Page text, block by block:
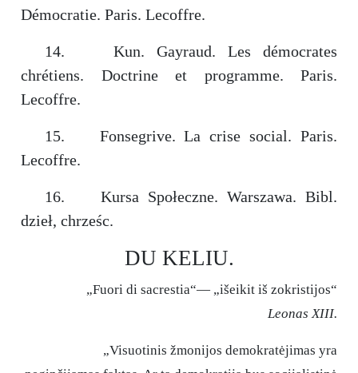
Démocratie. Paris. Lecoffre.
14. Kun. Gayraud. Les démocrates
chrétiens. Doctrine et programme. Paris.
Lecoffre.
15. Fonsegrive. La crise social. Paris.
Lecoffre.
16. Kursa Społeczne. Warszawa. Bibl.
dzieł, chrześc.
DU KELIU.
„Fuori di sacrestia“— „išeikit iš zokristijos“
Leonas XIII.
„Visuotinis žmonijos demokratėjimas yra